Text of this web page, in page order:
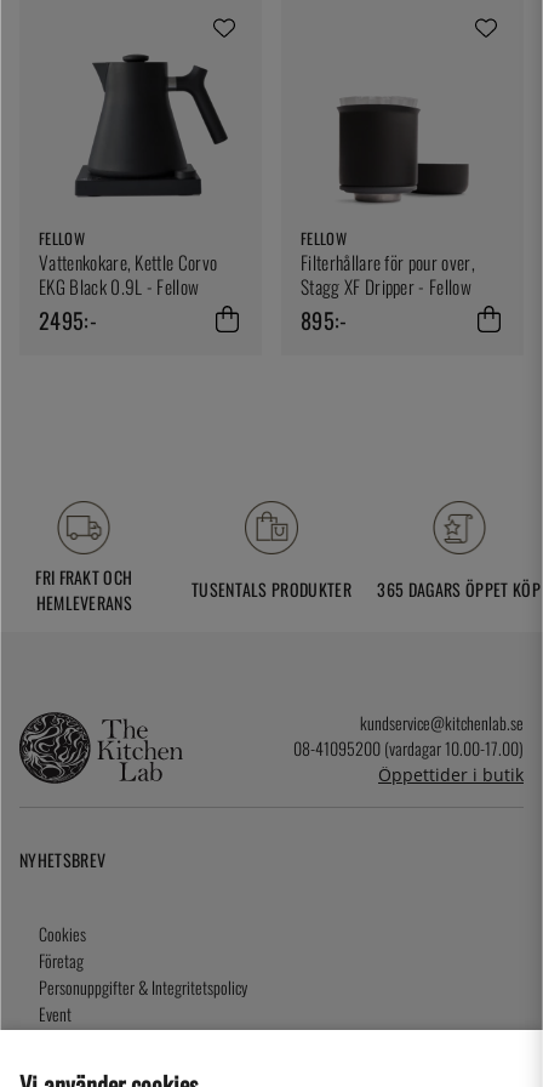
FELLOW
Vattenkokare, Kettle Corvo
EKG Black 0.9L - Fellow
2495:-
FELLOW
Filterhållare för pour over,
Stagg XF Dripper - Fellow
895:-
FRI FRAKT OCH
HEMLEVERANS
TUSENTALS PRODUKTER 365 DAGARS ÖPPET KÖP
kundservice@kitchenlab.se
08-41095200 (vardagar 10.00-17.00)
Öppettider i butik
NYHETSBREV
Cookies
Företag
Personuppgifter & Integritetspolicy
Event